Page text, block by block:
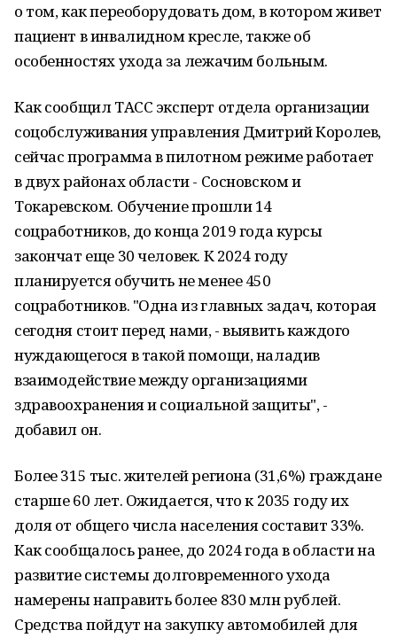
о том, как переоборудовать дом, в котором живет
пациент в инвалидном кресле, также об
особенностях ухода за лежачим больным.
Как сообщил ТАСС эксперт отдела организации
соцобслуживания управления Дмитрий Королев,
сейчас программа в пилотном режиме работает
в двух районах области - Сосновском и
Токаревском. Обучение прошли 14
соцработников, до конца 2019 года курсы
закончат еще 30 человек. К 2024 году
планируется обучить не менее 450
соцработников. "Одна из главных задач, которая
сегодня стоит перед нами, - выявить каждого
нуждающегося в такой помощи, наладив
взаимодействие между организациями
здравоохранения и социальной защиты", -
добавил он.
Более 315 тыс. жителей региона (31,6%) граждане
старше 60 лет. Ожидается, что к 2035 году их
доля от общего числа населения составит 33%.
Как сообщалось ранее, до 2024 года в области на
развитие системы долговременного ухода
намерены направить более 830 млн рублей.
Средства пойдут на закупку автомобилей для